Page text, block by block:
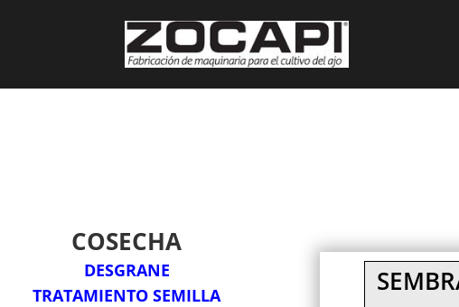
COSECHA
DESGRANE
TRATAMIENTO SEMILLA